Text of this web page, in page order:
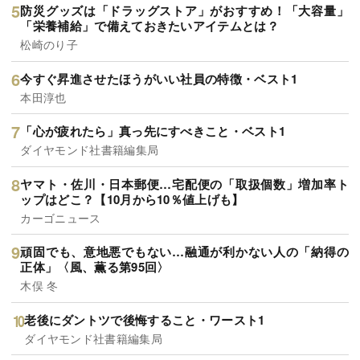
防災グッズは「ドラッグストア」がおすすめ！「大容量」
「栄養補給」で備えておきたいアイテムとは？
松崎のり子
今すぐ昇進させたほうがいい社員の特徴・ベスト1
本田淳也
「心が疲れたら」真っ先にすべきこと・ベスト1
ダイヤモンド社書籍編集局
ヤマト・佐川・日本郵便…宅配便の「取扱個数」増加率ト
ップはどこ？【10月から10％値上げも】
カーゴニュース
頑固でも、意地悪でもない…融通が利かない人の「納得の
正体」〈風、薫る第95回〉
木俣 冬
老後にダントツで後悔すること・ワースト1
ダイヤモンド社書籍編集局